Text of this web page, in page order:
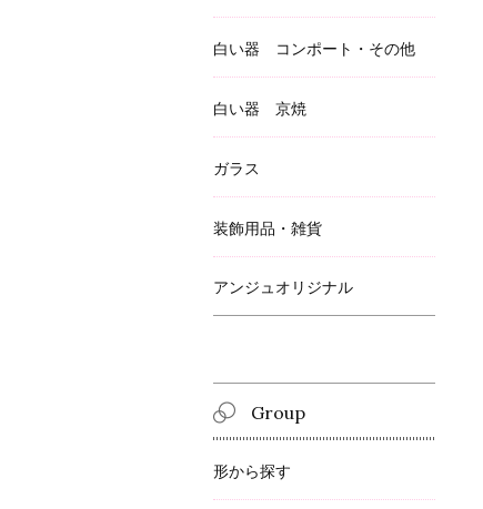
白い器 コンポート・その他
白い器 京焼
ガラス
装飾用品・雑貨
アンジュオリジナル
Group
形から探す